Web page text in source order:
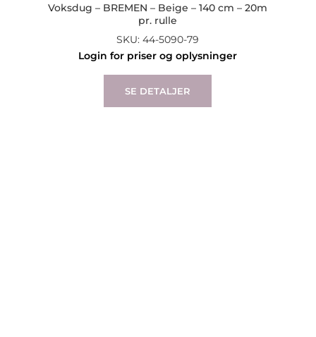
Voksdug – BREMEN – Beige – 140 cm – 20m
pr. rulle
SKU: 44-5090-79
Login for priser og oplysninger
SE DETALJER